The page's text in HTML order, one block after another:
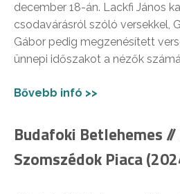
december 18-án. Lackfi János
csodavárásról szóló versekkel,
Gábor pedig megzenésített
ünnepi időszakot a nézők
Bővebb infó >>
Budafoki Betlehemes //
Szomszédok Piaca